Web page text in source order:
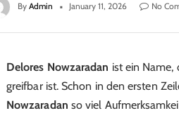
By Admin January 11, 2026 No
Delores Nowzaradan ist ein
greifbar ist. Schon in den ersten
Nowzaradan so viel